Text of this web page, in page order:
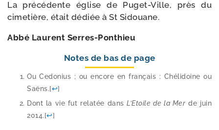
La pré­cé­dente église de Puget-​Ville, près du
cime­tière, était dédiée à St Sidouane.
Abbé Laurent Serres-Ponthieu
Notes de bas de page
Ou Cedonius ; ou encore en fran­çais : Chélidoine ou
Saëns.[↩]
Dont la vie fut rela­tée dansL’Etoile de la Merde juin
2014.[↩]